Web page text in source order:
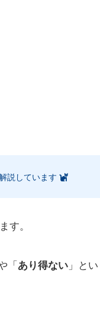
説しています
す。
「 あり得ない 」と